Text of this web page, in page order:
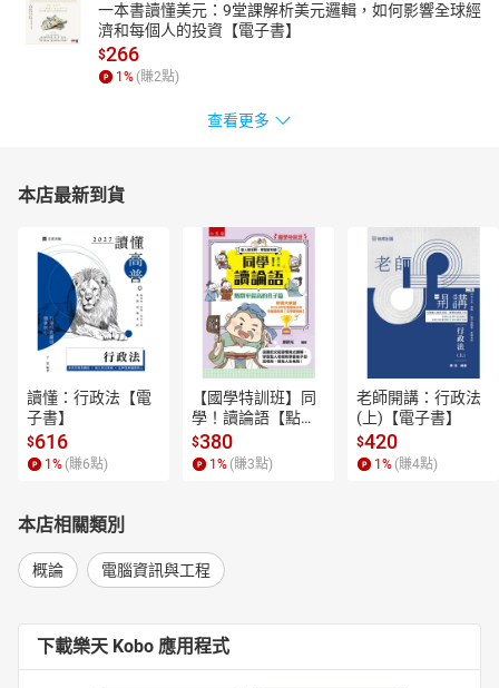
一本書讀懂美元：9堂課解析美元邏輯，如何影響全球經
濟和每個人的投資【電子書】
$266
1 % (賺2點)
查看更多
本店最新到貨
讀懂：行政法【電
子書】
$616
1 % (賺6點)
【國學特訓班】同
學！讀論語【點閱
率最高的孔子篇】
逗趣的文配圖情境
式講解，學習聖人
$380
1 % (賺3點)
老師開講：行政法
(上)【電子書】
$420
1 % (賺4點)
本店相關類別
概論 電腦資訊與工程
下載樂天 Kobo 應用程式